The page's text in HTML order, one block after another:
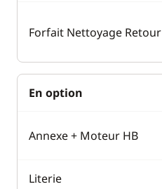
Forfait Nettoyage Retour
En option
Annexe + Moteur HB
Literie